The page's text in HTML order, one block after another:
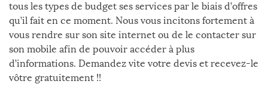
tous les types de budget ses services par le biais d’offres
qu’il fait en ce moment. Nous vous incitons fortement à
vous rendre sur son site internet ou de le contacter sur
son mobile afin de pouvoir accéder à plus
d’informations. Demandez vite votre devis et recevez-le
vôtre gratuitement !!